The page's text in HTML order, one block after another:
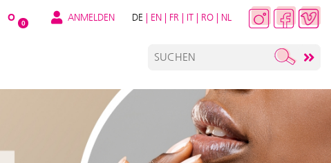
O 0 ANMELDEN DE | EN | FR | IT | RO | NL